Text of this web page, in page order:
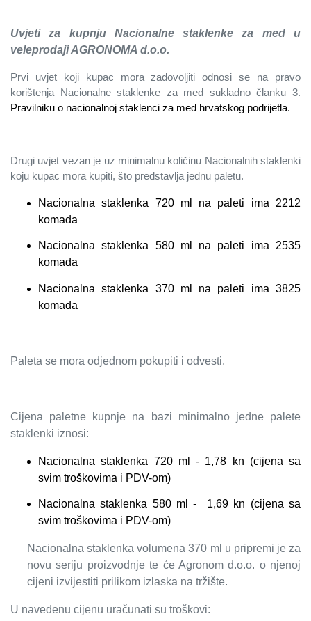
Uvjeti za kupnju Nacionalne staklenke za med u
veleprodaji AGRONOMA d.o.o.
Prvi uvjet koji kupac mora zadovoljiti odnosi se na pravo
korištenja Nacionalne staklenke za med sukladno članku 3.
Pravilniku o nacionalnoj staklenci za med hrvatskog podrijetla.
Drugi uvjet vezan je uz minimalnu količinu Nacionalnih staklenki
koju kupac mora kupiti, što predstavlja jednu paletu.
Nacionalna staklenka 720 ml na paleti ima 2212
komada
Nacionalna staklenka 580 ml na paleti ima 2535
komada
Nacionalna staklenka 370 ml na paleti ima 3825
komada
Paleta se mora odjednom pokupiti i odvesti.
Cijena paletne kupnje na bazi minimalno jedne palete
staklenki iznosi:
Nacionalna staklenka 720 ml - 1,78 kn (cijena sa
svim troškovima i PDV-om)
Nacionalna staklenka 580 ml - 1,69 kn (cijena sa
svim troškovima i PDV-om)
Nacionalna staklenka volumena 370 ml u pripremi je za
novu seriju proizvodnje te će Agronom d.o.o. o njenoj
cijeni izvijestiti prilikom izlaska na tržište.
U navedenu cijenu uračunati su troškovi: